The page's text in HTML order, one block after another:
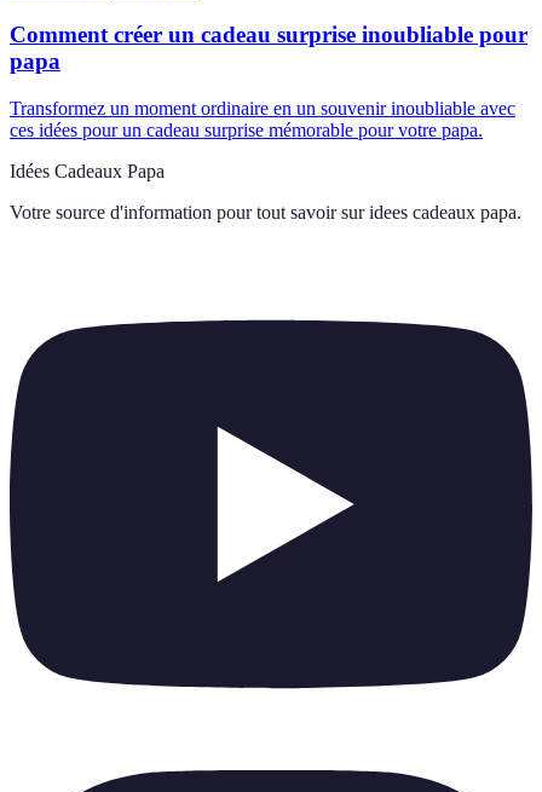
Comment créer un cadeau surprise inoubliable pour
papa
Transformez un moment ordinaire en un souvenir inoubliable avec
ces idées pour un cadeau surprise mémorable pour votre papa.
Idées Cadeaux Papa
Votre source d'information pour tout savoir sur idees cadeaux papa.